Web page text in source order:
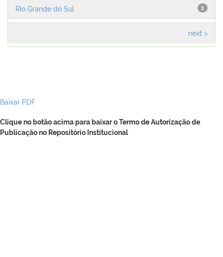
1
Rio Grande do Sul
next >
Baixar PDF
Clique no botão acima para baixar o Termo de Autorização de
Publicação no Repositório Institucional